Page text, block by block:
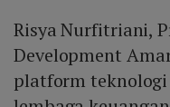
Risya Nurfitriani,
Development
platform